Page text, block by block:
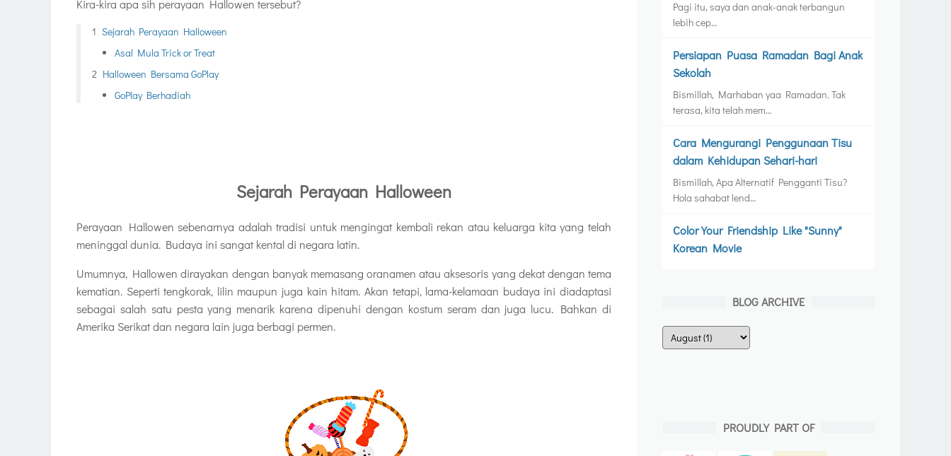
Kira-kira apa sih perayaan Hallowen tersebut?
Sejarah Perayaan Halloween
Asal Mula Trick or Treat
Halloween Bersama GoPlay
GoPlay Berhadiah
Sejarah Perayaan Halloween
Perayaan Hallowen sebenarnya adalah tradisi untuk mengingat kembali rekan atau keluarga kita yang telah
meninggal dunia. Budaya ini sangat kental di negara latin.
Umumnya, Hallowen dirayakan dengan banyak memasang oranamen atau aksesoris yang dekat dengan tema
kematian. Seperti tengkorak, lilin maupun juga kain hitam. Akan tetapi, lama-kelamaan budaya ini diadaptasi
sebagai salah satu pesta yang menarik karena dipenuhi dengan kostum seram dan juga lucu. Bahkan di
Amerika Serikat dan negara lain juga berbagi permen.
Pagi itu, saya dan anak-anak terbangun
lebih cep…
Persiapan Puasa Ramadan Bagi Anak
Sekolah
Bismillah, Marhaban yaa Ramadan. Tak
terasa, kita telah mem…
Cara Mengurangi Penggunaan Tisu
dalam Kehidupan Sehari-hari
Bismillah, Apa Alternatif Pengganti Tisu?
Hola sahabat lend…
Color Your Friendship Like "Sunny"
Korean Movie
BLOG ARCHIVE
PROUDLY PART OF